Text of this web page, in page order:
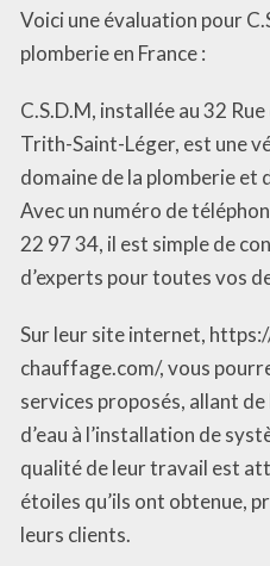
Voici une évaluation pour
plomberie en France :
C.S.D.M, installée au 32
Trith-Saint-Léger, est une
domaine de la plomberie et
Avec un numéro de
22 97 34, il est simple de
d’experts pour toutes vos
Sur leur site internet,
chauffage.com/, vous
services proposés, allant
d’eau à l’installation de
qualité de leur travail est
étoiles qu’ils ont obtenue,
leurs clients.